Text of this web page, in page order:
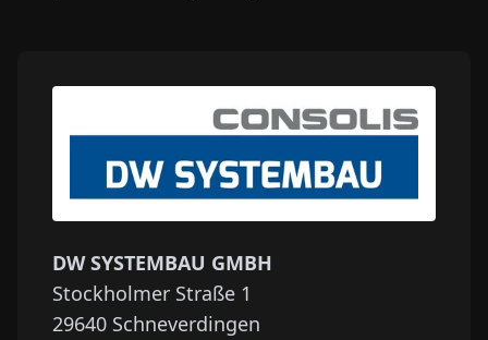
DW SYSTEMBAU GMBH
Stockholmer Straße 1
29640 Schneverdingen